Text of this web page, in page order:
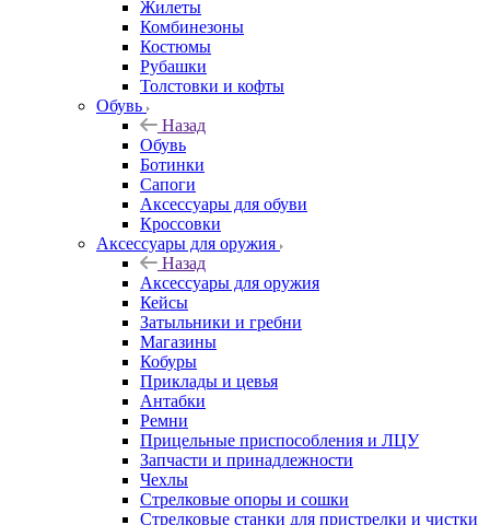
Жилеты
Комбинезоны
Костюмы
Рубашки
Толстовки и кофты
Обувь
Назад
Обувь
Ботинки
Сапоги
Аксессуары для обуви
Кроссовки
Аксессуары для оружия
Назад
Аксессуары для оружия
Кейсы
Затыльники и гребни
Магазины
Кобуры
Приклады и цевья
Антабки
Ремни
Прицельные приспособления и ЛЦУ
Запчасти и принадлежности
Чехлы
Стрелковые опоры и сошки
Стрелковые станки для пристрелки и чистки